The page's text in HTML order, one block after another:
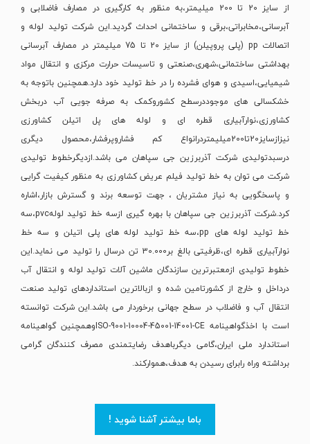
از سایز 20 تا 200 میلیمتر،به منظور به کارگیری در مصارف فاضلابی و
آبرسانی،مخابراتی،برقی و ساختمانی احداث گردید.این شرکت تولید لوله و
اتصالات pp (پلی پروپیلن) از سایز 20 تا 75 میلیمتر در مصارف آبرسانی
بهداشتی ساختمانی،شهری،صنعتی و تاسیسات حرارت مرکزی و انتقال مواد
شیمیایی،اسیدی و هوای فشرده را در خط تولید خود دارد.همچنین باتوجه به
خشکسالی های موجوددرسطح کشوروکمک به صرفه جویی آب دربخش
کشاورزی،نوارآبیاری قطره ای و لوله های پل اتیلن کشاورزی
نیزازسایز20تا200میلیمتردرانواع کم فشاروپرفشار،محصول دیگری
درسبدتولیدی شرکت آذربرزین جی سپاهان می باشد.ازدیگرخطوط تولیدی
شرکت می توان به خط تولید فیلم عریض کشاورزی به منظور کیفیت گرایی
و پاسخگویی به نیاز مشتریان ، جهت توسعه برند و گسترش بازار،اشاره
کرد.شرکت آذربرزین جی سپاهان با بهره گیری ازسه خط تولید لولهpvc،سه
خط تولید لوله های pp،سه خط تولید لوله های پلی اتیلن و سه خط
نوارآبیاری قطره ای،ظرفیتی بالغ بر30.000 تن درسال را تولید می نماید.این
خطوط تولیدی ازمعتبرترین سازندگان ماشین آلات تولید لوله و انتقال آب
درداخل و خارج از کشورتامین شده و ازبالاترین استانداردهای تولید صنعت
انتقال آب و فاضلاب در سطح جهانی برخوردار می باشد.این شرکت توانسته
است با اخذگواهینامه ISO-9001-10004-45001-14001-CEوهمچنین گواهینامه
استاندارد ملی ایران،گامی دیگرباهدف رضایتمندی مصرف کنندگان گرامی
برداشته وراه رابرای رسیدن به هدف،هموارکند.
باما بیشتر آشنا شوید !